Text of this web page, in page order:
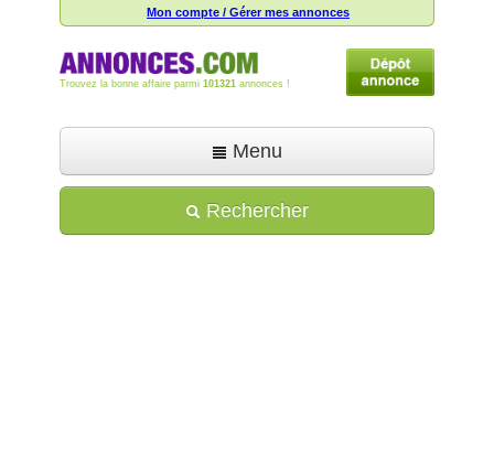
Mon compte / Gérer mes annonces
Trouvez la bonne affaire parmi 101321 annonces !
Menu
Déposer une annonce
Rechercher